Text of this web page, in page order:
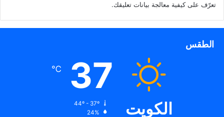
تعرّف على كيفية معالجة بيانات تعليقك.
الطقس
الكويت
37
℃
24%